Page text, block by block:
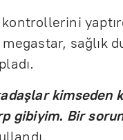
megastar, sağlık
kimseden
gibiyim. Bir